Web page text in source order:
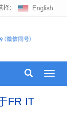
择：
FR IT